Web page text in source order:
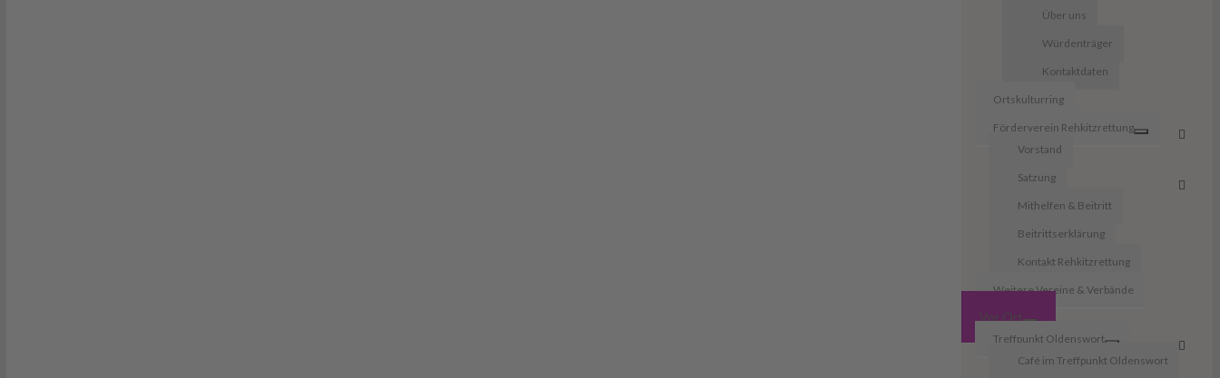
Über uns
Würdenträger
Kontaktdaten
Ortskulturring
Förderverein Rehkitzrettung
Vorstand
Satzung
Mithelfen & Beitritt
Beitrittserklärung
Kontakt Rehkitzrettung
Weitere Vereine & Verbände
Vor Ort
Treffpunkt Oldenswort
Café im Treffpunkt Oldenswort